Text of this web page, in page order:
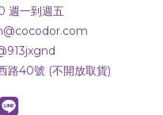
週一到週五
路40號 (不開放取貨)